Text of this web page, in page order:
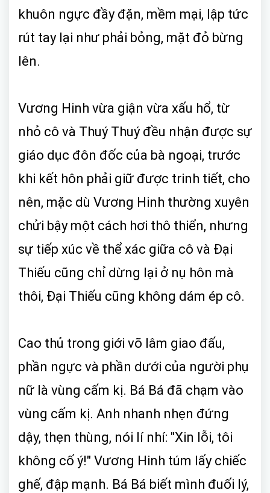
khuôn ngực đầy đặn, mềm mại, lập tức
rút tay lại như phải bỏng, mặt đỏ bừng
lên.
Vương Hinh vừa giận vừa xấu hổ, từ
nhỏ cô và Thuý Thuý đều nhận được sự
giáo dục đôn đốc của bà ngoại, trước
khi kết hôn phải giữ được trinh tiết, cho
nên, mặc dù Vương Hinh thường xuyên
chửi bậy một cách hơi thô thiển, nhưng
sự tiếp xúc về thể xác giữa cô và Đại
Thiếu cũng chỉ dừng lại ở nụ hôn mà
thôi, Đại Thiếu cũng không dám ép cô.
Cao thủ trong giới võ lâm giao đấu,
phần ngực và phần dưới của người phụ
nữ là vùng cấm kị. Bá Bá đã chạm vào
vùng cấm kị. Anh nhanh nhẹn đứng
dậy, thẹn thùng, nói lí nhí: "Xin lỗi, tôi
không cố ý!" Vương Hinh túm lấy chiếc
ghế, đập mạnh. Bá Bá biết mình đuối lý,